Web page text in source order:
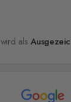
wird als